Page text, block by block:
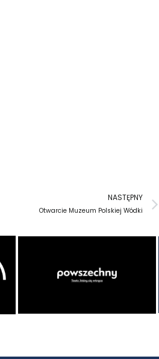
NASTĘPNY
Otwarcie Muzeum Polskiej Wódki